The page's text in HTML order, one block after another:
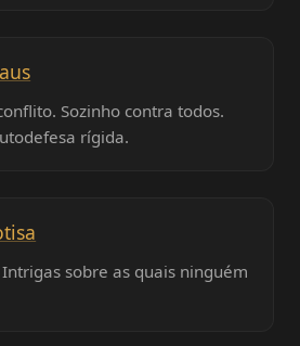
Sozinho contra todos.
rígida.
sobre as quais ninguém